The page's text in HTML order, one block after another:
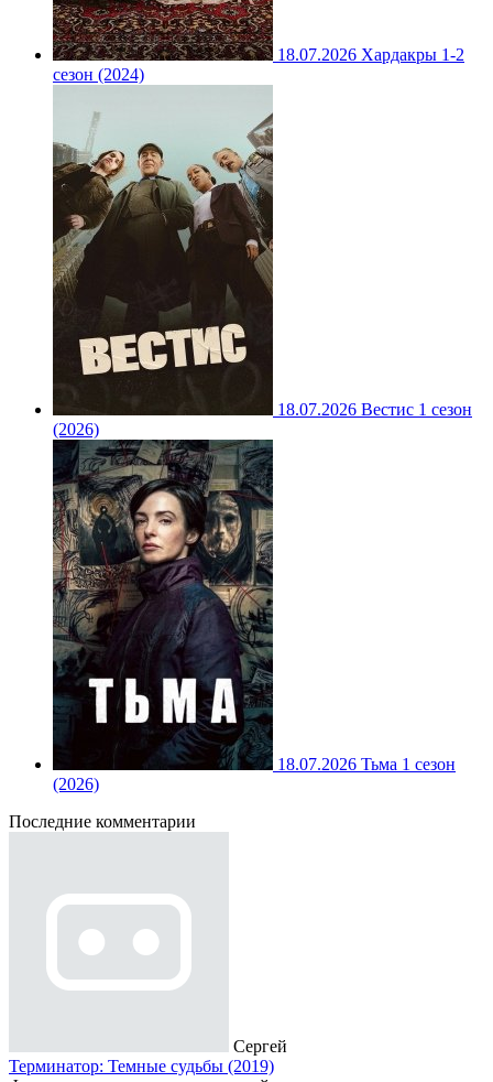
18.07.2026 Хардакры 1-2
сезон (2024)
18.07.2026 Вестис 1 сезон
(2026)
18.07.2026 Тьма 1 сезон
(2026)
Последние комментарии
Сергей
Терминатор: Темные судьбы (2019)